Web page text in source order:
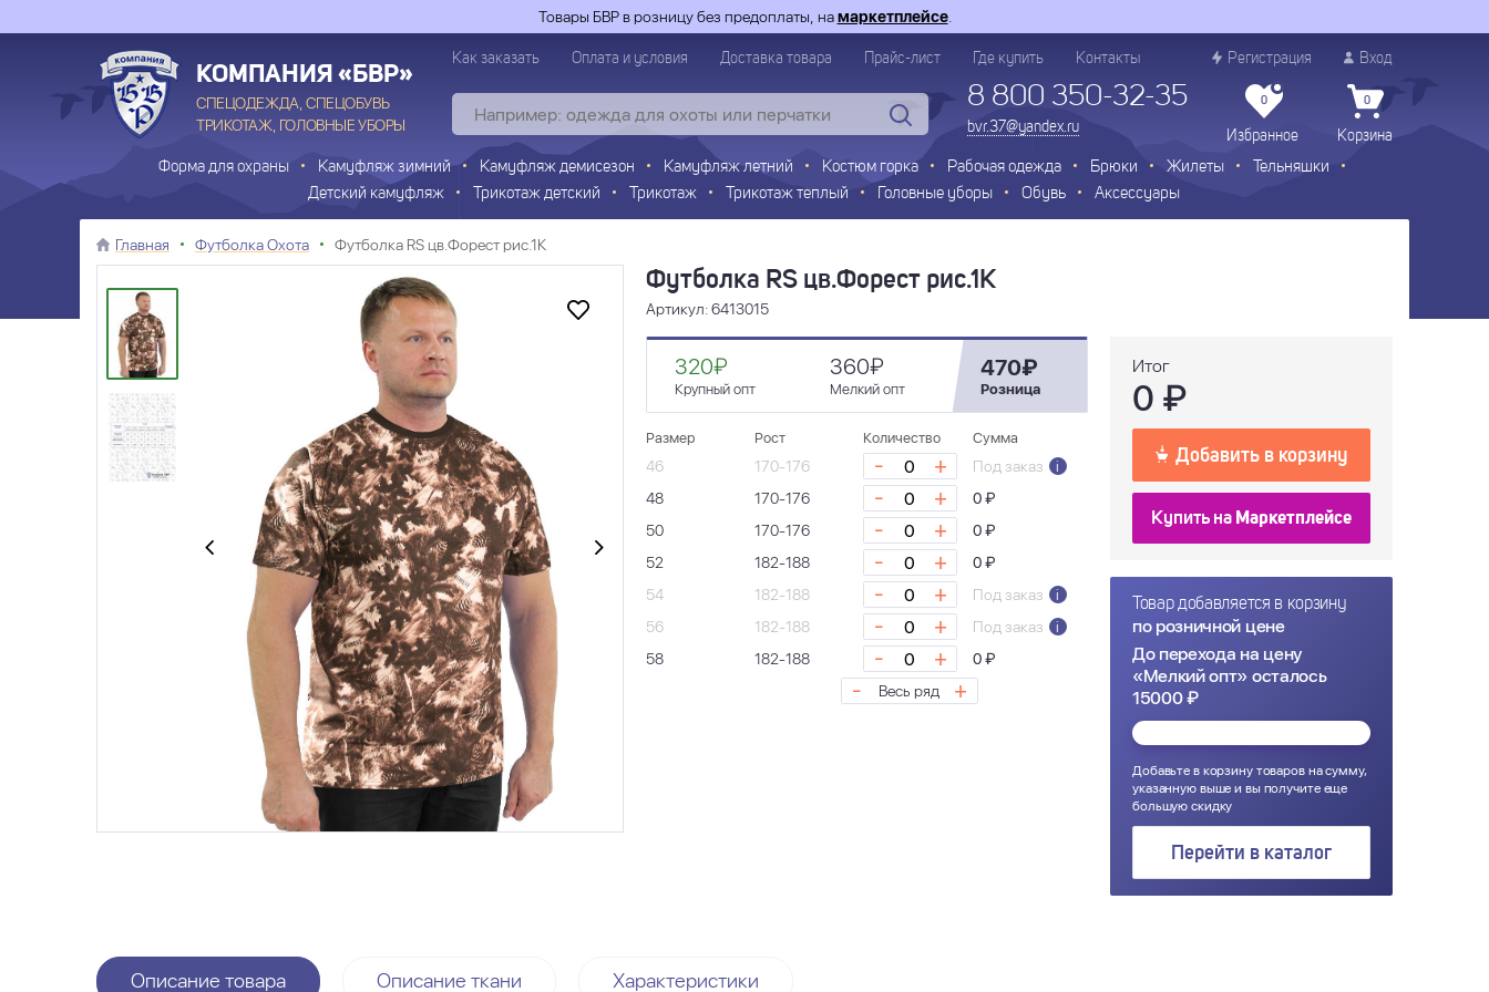
Товары БВР в розницу без предоплаты, намаркетплейсе.
КОМПАНИЯ «БВР»
СПЕЦОДЕЖДА, СПЕЦОБУВЬ
ТРИКОТАЖ, ГОЛОВНЫЕ УБОРЫ
Как заказать Оплата и условия Доставка товара Прайс-лист Где купить Контакты Регистрация Вход
8 800 350-32-35
bvr.37@yandex.ru
0
Избранное
0
Корзина
Форма для охраны Камуфляж зимний Камуфляж демисезон Камуфляж летний Костюм горка Рабочая одежда Брюки Жилеты
Тельняшки
Детский камуфляж
Трикотаж детский Трикотаж Трикотаж теплый Головные уборы Обувь Аксессуары
Главная Футболка Охота Футболка RS цв.Форест рис.1К
Футболка RS цв.Форест рис.1К
Артикул: 6413015
320₽
Крупный опт
360₽
Мелкий опт
470₽
Розница
Размер Рост Количество Сумма
46 170-176 - + Под заказ
i
48
170-176 - +
0 ₽
50
170-176 - +
0 ₽
52
182-188 - +
0 ₽
54
182-188 - + Под заказ
i
56
182-188 - + Под заказ
i
58
182-188 - + 0 ₽
- Весь ряд +
Итог
0 ₽
Добавить в корзину
Купить на Маркетплейсе
Товар добавляется в корзину
по розничной цене
До перехода на цену
«Мелкий опт» осталось
15000 ₽
Добавьте в корзину товаров на сумму,
указанную выше и вы получите еще
большую скидку
Перейти в каталог
Описание товара Описание ткани Характеристики